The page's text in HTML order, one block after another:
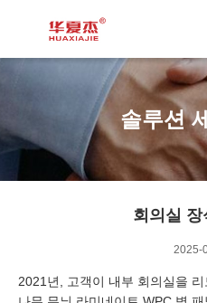
솔루션
회의실
2025-
2021년, 고객이 내부 회의실을